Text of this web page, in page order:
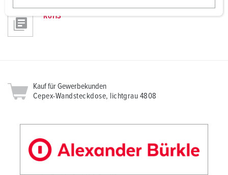
w
a
h
RoHS
Kauf für Gewerbekunden
Cepex-Wandsteckdose, lichtgrau 4808